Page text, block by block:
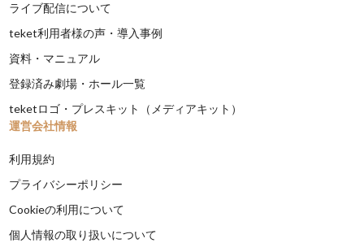
ライブ配信について
teket利用者様の声・導入事例
資料・マニュアル
登録済み劇場・ホール一覧
teketロゴ・プレスキット（メディアキット）
運営会社情報
利用規約
プライバシーポリシー
Cookieの利用について
個人情報の取り扱いについて